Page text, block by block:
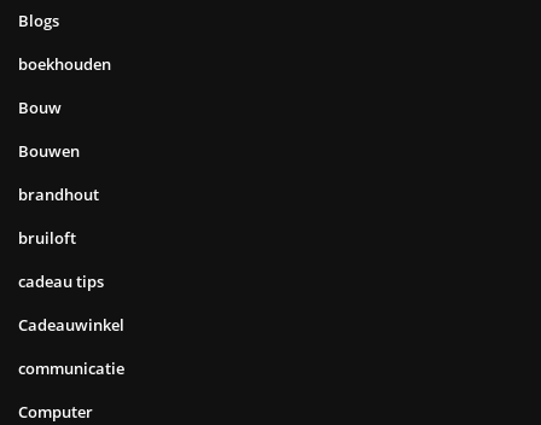
Blogs
boekhouden
Bouw
Bouwen
brandhout
bruiloft
cadeau tips
Cadeauwinkel
communicatie
Computer